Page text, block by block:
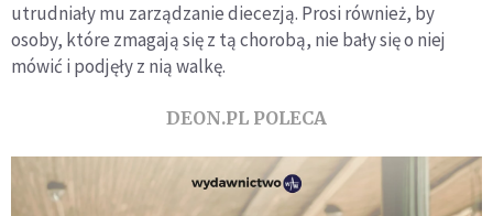
utrudniały mu zarządzanie diecezją. Prosi również, by
osoby, które zmagają się z tą chorobą, nie bały się o niej
mówić i podjęły z nią walkę.
DEON.PL POLECA